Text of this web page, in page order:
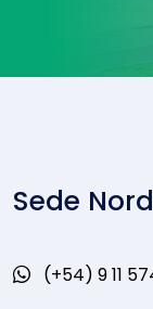
Sede
(+54) 9 11